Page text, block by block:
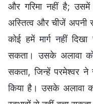
और गरिमा नहीं है;
अस्तित्व और चीजें अपनी
कोई हमें मार्ग नहीं
सकता। उसके अलावा
सकता, जिन्हें परमेश्वर
किया है। उसके अलावा